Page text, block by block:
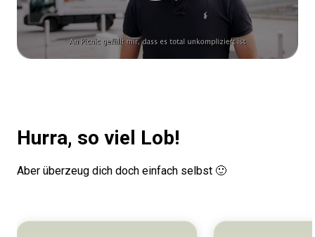
Hurra, so viel Lob!
Aber überzeug dich doch einfach selbst 🙂